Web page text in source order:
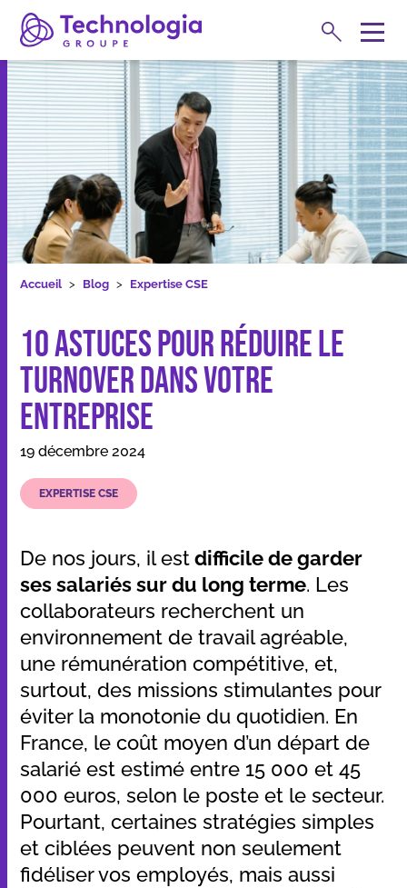
Rechercher
e
n
u
Expertises
Formations
Nos applications et outils
Ressources
Dans les médias
Contact
Accueil Blog Expertise CSE
10 Astuces pour réduire le turnover dans votre entreprise
10 Astuces pour réduire le
turnover dans votre
entreprise
19 décembre 2024
EXPERTISE CSE
De nos jours, il estdifficile de garder
ses salariés sur du long terme. Les
collaborateurs recherchent un
environnement de travail agréable,
une rémunération compétitive, et,
surtout, des missions stimulantes pour
éviter la monotonie du quotidien. En
France, le coût moyen d’un départ de
salarié est estimé entre 15 000 et 45
000 euros, selon le poste et le secteur​.
Pourtant, certaines stratégies simples
et ciblées peuvent non seulement
fidéliser vos employés, mais aussi